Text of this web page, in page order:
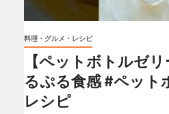
料理・グルメ・レシピ
【ペットボトルゼ
るぷる食感 #ペット
レシピ